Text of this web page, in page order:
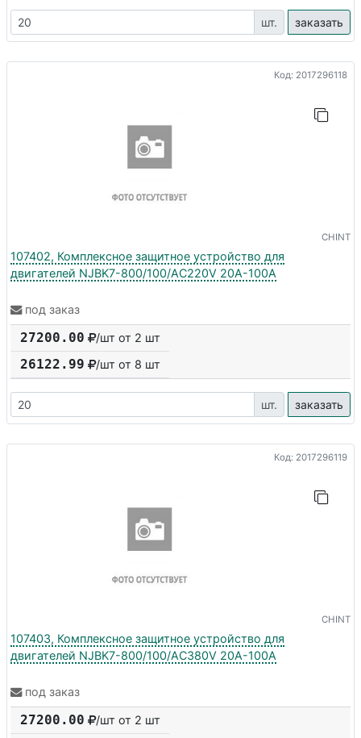
шт. заказать
Код: 2017296118
CHINT
107402, Комплексное защитное устройство для
двигателей NJBK7-800/100/AC220V 20A-100A
под заказ
27200.00 /шт от 2 шт
26122.99 /шт от 8 шт
шт. заказать
Код: 2017296119
CHINT
107403, Комплексное защитное устройство для
двигателей NJBK7-800/100/AC380V 20A-100A
под заказ
27200.00 /шт от 2 шт